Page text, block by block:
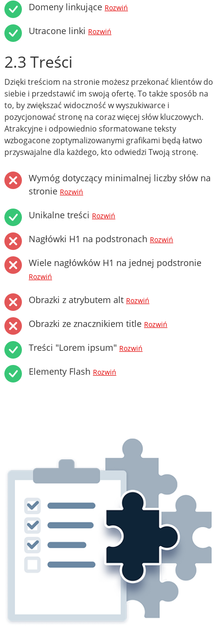
Domeny linkujące Rozwiń
Utracone linki Rozwiń
2.3 Treści
Dzięki treściom na stronie możesz przekonać klientów do
siebie i przedstawić im swoją ofertę. To także sposób na
to, by zwiększać widoczność w wyszukiwarce i
pozycjonować stronę na coraz więcej słów kluczowych.
Atrakcyjne i odpowiednio sformatowane teksty
wzbogacone zoptymalizowanymi grafikami będą łatwo
przyswajalne dla każdego, kto odwiedzi Twoją stronę.
Wymóg dotyczący minimalnej liczby słów na
stronie Rozwiń
Unikalne treści Rozwiń
Nagłówki H1 na podstronach Rozwiń
Wiele nagłówków H1 na jednej podstronie
Rozwiń
Obrazki z atrybutem alt Rozwiń
Obrazki ze znacznikiem title Rozwiń
Treści "Lorem ipsum" Rozwiń
Elementy Flash Rozwiń